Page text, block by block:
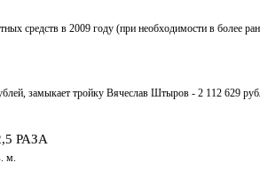
средств в 2009 году (при необходимости в более
замыкает тройку Вячеслав Штыров - 2 112 629
РАЗА
м.